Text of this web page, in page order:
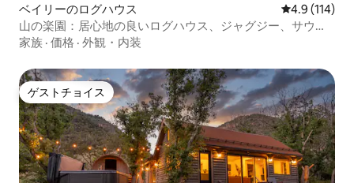
ベイリーのログハウス レビュー114
4.9 (114)
山の楽園：居心地の良いログハウス、ジャグジー、サウ
ナ、絶景
家族 · 価格 · 外観・内装
ゲストチョイス
ゲストチョイス